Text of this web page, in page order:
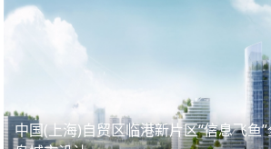
中国(上海)自贸区临港新片区“信息飞鱼